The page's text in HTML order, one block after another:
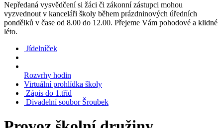
Nepředaná vysvědčení si žáci či zákonní zástupci mohou
vyzvednout v kanceláři školy během prázdninových úředních
pondělků v čase od 8.00 do 12.00. Přejeme Vám pohodové a klidné
léto.
Jídelníček
Rozvrhy hodin
Virtuální prohlídka školy
Zápis do 1.tříd
Divadelní soubor Šroubek